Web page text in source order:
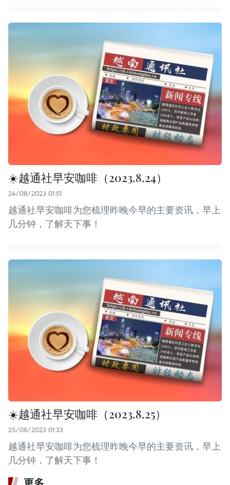
☀️越通社早安咖啡（2023.8.24）
24/08/2023 01:51
越通社早安咖啡为您梳理昨晚今早的主要资讯，早上
几分钟，了解天下事！
☀️越通社早安咖啡（2023.8.25）
25/08/2023 01:33
越通社早安咖啡为您梳理昨晚今早的主要资讯，早上
几分钟，了解天下事！